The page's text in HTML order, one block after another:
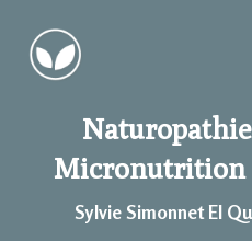
Micronutrition
Sylvie Simonnet EI